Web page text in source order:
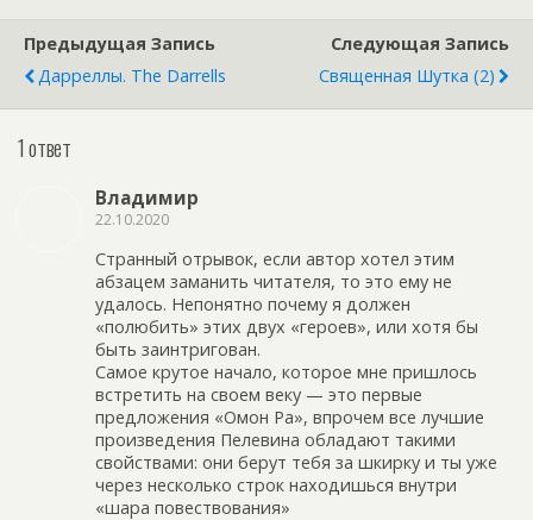
Предыдущая Запись
Дарреллы. The Darrells
Следующая Запись
Священная Шутка (2)
1 ответ
Владимир
22.10.2020
Странный отрывок, если автор хотел этим
абзацем заманить читателя, то это ему не
удалось. Непонятно почему я должен
«полюбить» этих двух «героев», или хотя бы
быть заинтригован.
Самое крутое начало, которое мне пришлось
встретить на своем веку — это первые
предложения «Омон Ра», впрочем все лучшие
произведения Пелевина обладают такими
свойствами: они берут тебя за шкирку и ты уже
через несколько строк находишься внутри
«шара повествования»